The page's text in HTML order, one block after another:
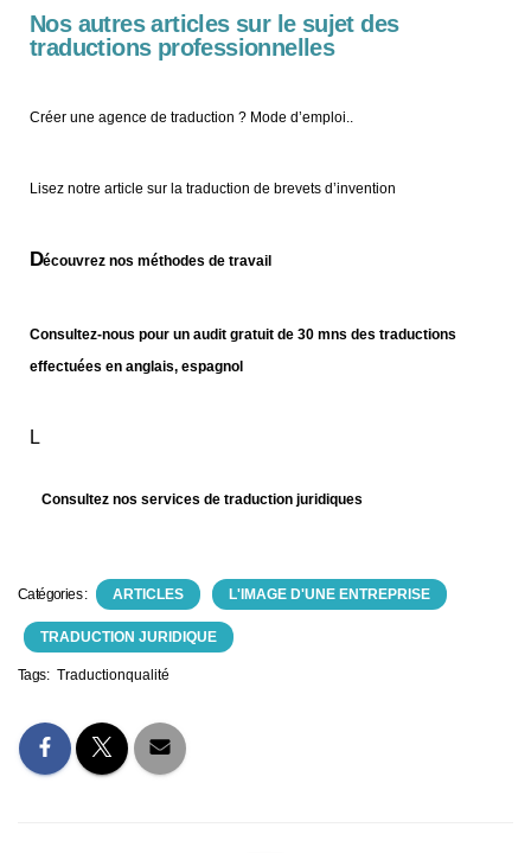
Nos autres articles sur le sujet des
traductions professionnelles
Créer une agence de traduction ? Mode d’emploi..
Lisez notre article sur la traduction de brevets d’invention
Découvrez nos méthodes de travail
Consultez-nous pour un audit gratuit de 30 mns des traductions
effectuées en anglais, espagnol
L
Consultez nos services de traduction juridiques
Catégories : ARTICLES L'IMAGE D'UNE ENTREPRISE
TRADUCTION JURIDIQUE
Tags: Traductionqualité